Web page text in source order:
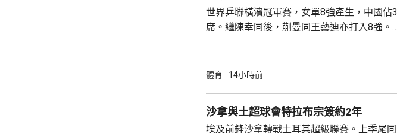
世界乒聯橫濱冠軍賽，女單8強產生，中國佔3
席。繼陳幸同後，蒯曼同王藝迪亦打入8強。
11:6，將與日本的早日希娜爭入4強。早日希
「刁時」輸14:16，但之後表現漸入佳境，連
贏11:8、11:5及11:8反勝，8強會遇...
體育 14小時前
沙拿與土超球會特拉布宗簽約2年
埃及前鋒沙拿轉戰土耳其超級聯賽。上季尾同